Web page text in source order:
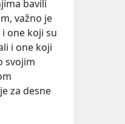
bavili
važno je
one koji su
i one koji
svojim
za desne